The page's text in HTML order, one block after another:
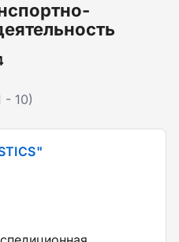
- 10)